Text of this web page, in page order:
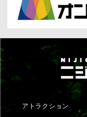
アトラクション